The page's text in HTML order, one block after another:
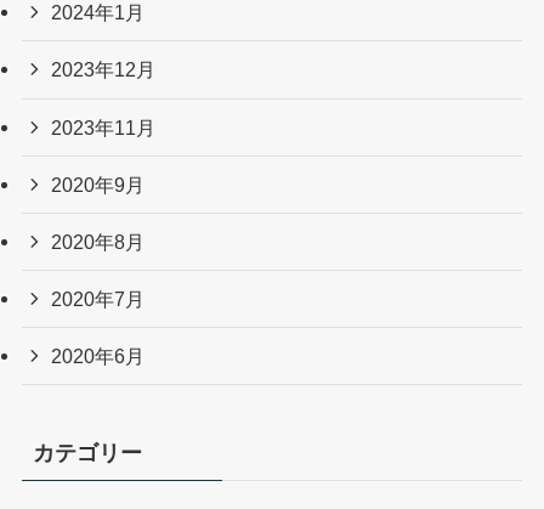
2024年1月
2023年12月
2023年11月
2020年9月
2020年8月
2020年7月
2020年6月
カテゴリー